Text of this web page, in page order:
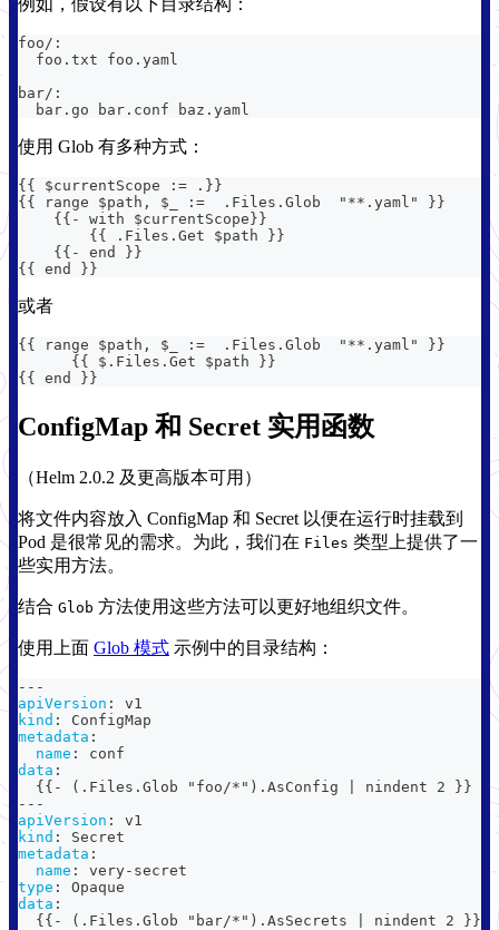
例如，假设有以下目录结构：
foo/:
  foo.txt foo.yaml
bar/:
  bar.go bar.conf baz.yaml
使用 Glob 有多种方式：
{ { $currentScope : = . } }
{ { range $path , $_ : =  .Files.Glob  " **.yaml" } }
{ { - with $currentScope } }
{ { .Files.Get $path } }
{ { - end } }
{ { end } }
或者
{ { range $path , $_ : =  .Files.Glob  " **.yaml" } }
{ { $.Files.Get $path } }
{ { end } }
ConfigMap 和 Secret 实用函数
（Helm 2.0.2 及更高版本可用）
将文件内容放入 ConfigMap 和 Secret 以便在运行时挂载到
Pod 是很常见的需求。为此，我们在 Files 类型上提供了一
些实用方法。
结合 Glob 方法使用这些方法可以更好地组织文件。
使用上面 Glob 模式 示例中的目录结构：
---
apiVersion :
v1
kind :
ConfigMap
metadata :
name :
conf
data :
{ { - (.Files.Glob "foo/*").AsConfig nindent 2 } }
---
apiVersion :
v1
kind :
Secret
metadata :
name : very- secret
type :
Opaque
data :
{ { - (.Files.Glob "bar/*").AsSecrets nindent 2 } }